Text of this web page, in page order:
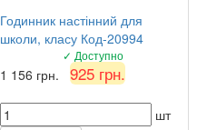
Годинник настінний для
школи, класу Код-20994
✓ Доступно
1 156 грн. 925 грн.
шт